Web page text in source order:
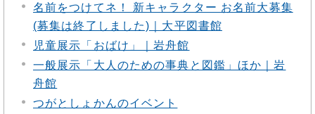
名前をつけてネ！ 新キャラクター お名前大募集
(募集は終了しました)｜大平図書館
児童展示「おばけ」｜岩舟館
一般展示「大人のための事典と図鑑」ほか｜岩
舟館
つがとしょかんのイベント